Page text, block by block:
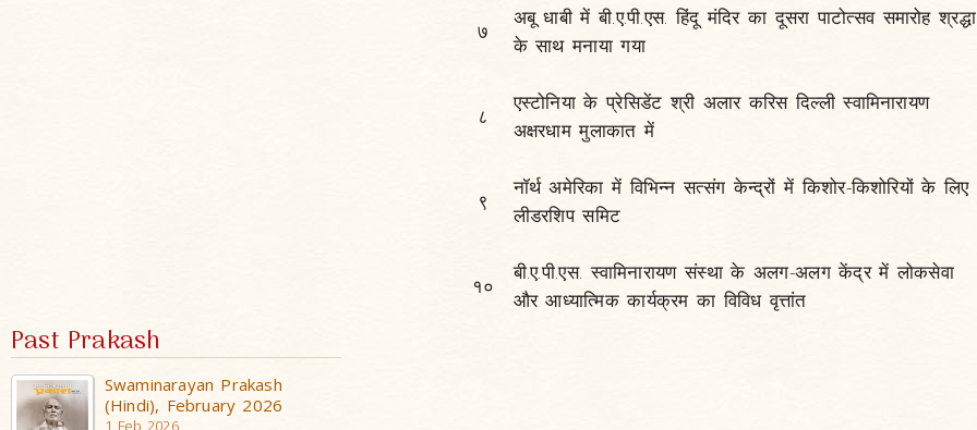
७
अबू धाबी में बी.ए.पी.एस. हिंदू मंदिर का दूसरा पाटोत्सव समारोह श्रद्धा
के साथ मनाया गया
८
एस्टोनिया के प्रेसिडेंट श्री अलार करिस दिल्ली स्वामिनारायण
अक्षरधाम मुलाकात में
९
नॉर्थ अमेरिका में विभिन्न सत्संग केन्द्रों में किशोर-किशोरियों के लिए
लीडरशिप समिट
१०
बी.ए.पी.एस. स्वामिनारायण संस्था के अलग-अलग केंद्र में लोकसेवा
और आध्यात्मिक कार्यक्रम का विविध वृत्तांत
Past Prakash
Swaminarayan Prakash
(Hindi), February 2026
1 Feb 2026